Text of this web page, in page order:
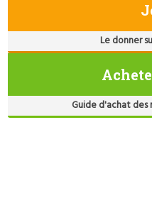
Le donner
Guide d'achat des